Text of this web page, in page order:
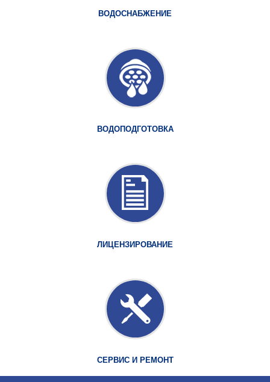
ВОДОСНАБЖЕНИЕ
ВОДОПОДГОТОВКА
ЛИЦЕНЗИРОВАНИЕ
СЕРВИС И РЕМОНТ